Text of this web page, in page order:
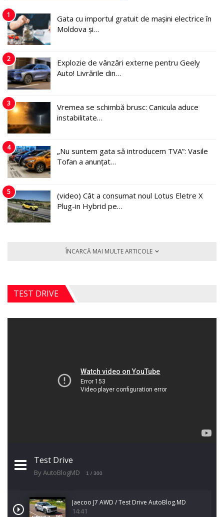
1
Gata cu importul gratuit de mașini electrice în
Moldova și…
2
Explozie de vânzări externe pentru Geely
Auto! Livrările din…
3
Vremea se schimbă brusc: Canicula aduce
instabilitate…
4
„Nu suntem gata să introducem TVA”: Vasile
Tofan a anunțat…
5
(video) Cât a consumat noul Lotus Eletre X
Plug-in Hybrid pe…
ÎNCARCĂ MAI MULTE ARTICOLE
TEST DRIVE
Test Drive
By AutoBlogMD 1 / 300
Jaecoo J7 AWD / Test Drive AutoBlog.MD
14:41